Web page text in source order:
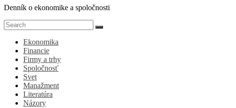
Denník o ekonomike a spoločnosti
Ekonomika
Financie
Firmy a trhy
Spoločnosť
Svet
Manažment
Literatúra
Názory